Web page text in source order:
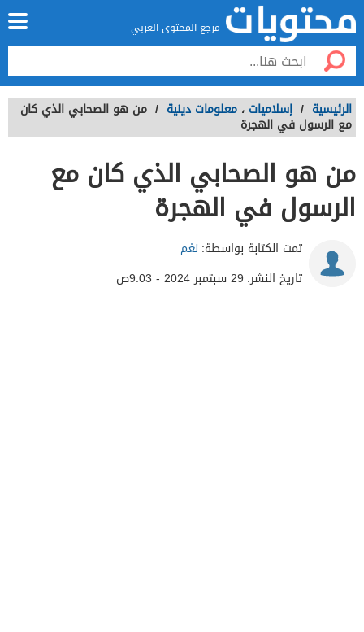
مرجع المحتوى العربي
الرئيسية / إسلاميات ، معلومات دينية / من هو الصحابي الذي كان
مع الرسول في الهجرة
من هو الصحابي الذي كان مع
الرسول في الهجرة
تمت الكتابة بواسطة: نغم
تاريخ النشر: 29 سبتمبر 2024 - 9:03ص